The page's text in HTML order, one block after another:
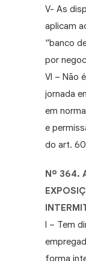
V- As
aplicam
“banco
por
VI – Não
jornada
em
e
do art. 60
Nº 364.
I – Tem
forma